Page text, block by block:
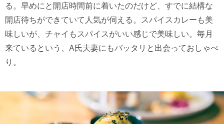
る。早めにと開店時間前に着いたのだけど、すでに結構な
開店待ちができていて人気が伺える。スパイスカレーも美
味しいが、チャイもスパイスがいい感じで美味しい。毎月
来ているという、A氏夫妻にもバッタリと出会っておしゃべ
り。